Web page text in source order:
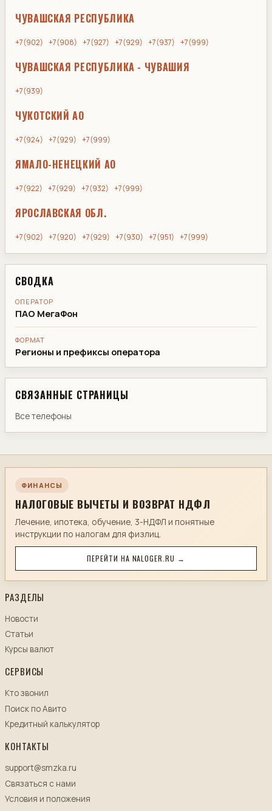
ЧУВАШСКАЯ РЕСПУБЛИКА
+7(902) +7(908) +7(927) +7(929) +7(937) +7(999)
ЧУВАШСКАЯ РЕСПУБЛИКА - ЧУВАШИЯ
+7(939)
ЧУКОТСКИЙ АО
+7(924) +7(929) +7(999)
ЯМАЛО-НЕНЕЦКИЙ АО
+7(922) +7(929) +7(932) +7(999)
ЯРОСЛАВСКАЯ ОБЛ.
+7(902) +7(920) +7(929) +7(930) +7(951) +7(999)
СВОДКА
ОПЕРАТОР
ПАО МегаФон
ФОРМАТ
Регионы и префиксы оператора
СВЯЗАННЫЕ СТРАНИЦЫ
Все телефоны
ФИНАНСЫ
НАЛОГОВЫЕ ВЫЧЕТЫ И ВОЗВРАТ НДФЛ
Лечение, ипотека, обучение, 3-НДФЛ и понятные
инструкции по налогам для физлиц.
ПЕРЕЙТИ НА NALOGER.RU →
РАЗДЕЛЫ
Новости
Статьи
Курсы валют
СЕРВИСЫ
Кто звонил
Поиск по Авито
Кредитный калькулятор
КОНТАКТЫ
support@smzka.ru
Связаться с нами
Условия и положения